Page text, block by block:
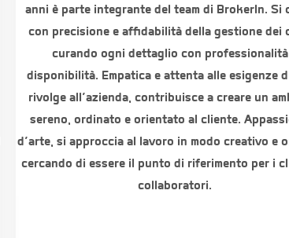
anni è parte integrante del team di BrokerIn. Si
con precisione e affidabilità della gestione dei
curando ogni dettaglio con
disponibilità. Empatica e attenta alle esigenze
rivolge all’azienda, contribuisce a creare un
sereno, ordinato e orientato al cliente.
d’arte, si approccia al lavoro in modo creativo e
cercando di essere il punto di riferimento per i
collaboratori.